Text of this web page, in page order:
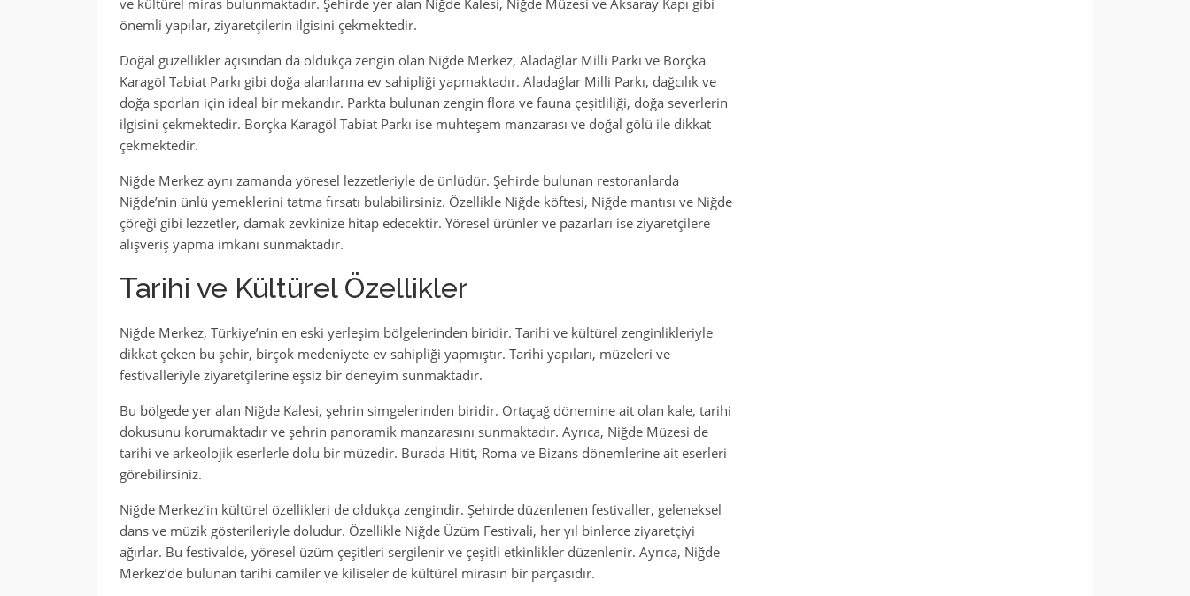
ve kültürel miras bulunmaktadır. Şehirde yer alan Niğde Kalesi, Niğde Müzesi ve Aksaray Kapı gibi
önemli yapılar, ziyaretçilerin ilgisini çekmektedir.
Doğal güzellikler açısından da oldukça zengin olan Niğde Merkez, Aladağlar Milli Parkı ve Borçka
Karagöl Tabiat Parkı gibi doğa alanlarına ev sahipliği yapmaktadır. Aladağlar Milli Parkı, dağcılık ve
doğa sporları için ideal bir mekandır. Parkta bulunan zengin flora ve fauna çeşitliliği, doğa severlerin
ilgisini çekmektedir. Borçka Karagöl Tabiat Parkı ise muhteşem manzarası ve doğal gölü ile dikkat
çekmektedir.
Niğde Merkez aynı zamanda yöresel lezzetleriyle de ünlüdür. Şehirde bulunan restoranlarda
Niğde’nin ünlü yemeklerini tatma fırsatı bulabilirsiniz. Özellikle Niğde köftesi, Niğde mantısı ve Niğde
çöreği gibi lezzetler, damak zevkinize hitap edecektir. Yöresel ürünler ve pazarları ise ziyaretçilere
alışveriş yapma imkanı sunmaktadır.
Tarihi ve Kültürel Özellikler
Niğde Merkez, Türkiye’nin en eski yerleşim bölgelerinden biridir. Tarihi ve kültürel zenginlikleriyle
dikkat çeken bu şehir, birçok medeniyete ev sahipliği yapmıştır. Tarihi yapıları, müzeleri ve
festivalleriyle ziyaretçilerine eşsiz bir deneyim sunmaktadır.
Bu bölgede yer alan Niğde Kalesi, şehrin simgelerinden biridir. Ortaçağ dönemine ait olan kale, tarihi
dokusunu korumaktadır ve şehrin panoramik manzarasını sunmaktadır. Ayrıca, Niğde Müzesi de
tarihi ve arkeolojik eserlerle dolu bir müzedir. Burada Hitit, Roma ve Bizans dönemlerine ait eserleri
görebilirsiniz.
Niğde Merkez’in kültürel özellikleri de oldukça zengindir. Şehirde düzenlenen festivaller, geleneksel
dans ve müzik gösterileriyle doludur. Özellikle Niğde Üzüm Festivali, her yıl binlerce ziyaretçiyi
ağırlar. Bu festivalde, yöresel üzüm çeşitleri sergilenir ve çeşitli etkinlikler düzenlenir. Ayrıca, Niğde
Merkez’de bulunan tarihi camiler ve kiliseler de kültürel mirasın bir parçasıdır.